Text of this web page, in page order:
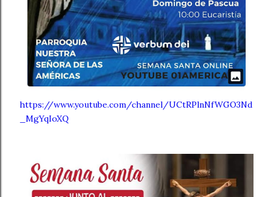
https://www.youtube.com/channel/UCtRPlnNfWGO3Nd
_MgYqIoXQ